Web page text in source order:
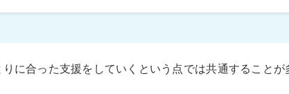
に合った支援をしていくという点では共通することが